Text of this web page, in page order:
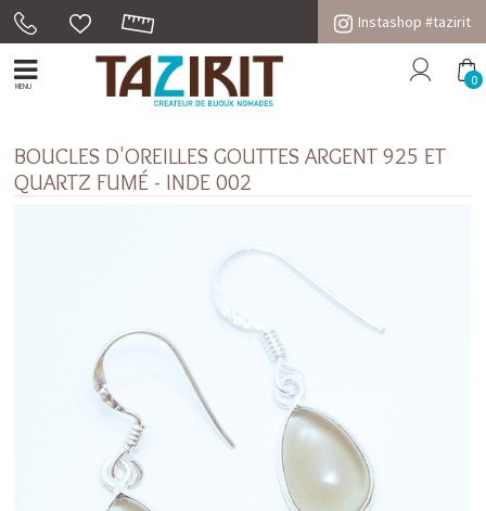
Instashop #tazirit
MENU 0
BOUCLES D'OREILLES GOUTTES ARGENT 925 ET
QUARTZ FUMÉ - INDE 002